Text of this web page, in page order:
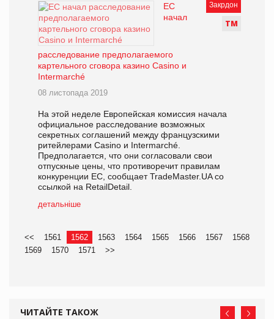
Закрдон
ТМ
ЕС
начал
расследование предполагаемого
картельного сговора казино Casino и
Intermarché
08 листопада 2019
На этой неделе Европейская комиссия начала
официальное расследование возможных
секретных соглашений между французскими
ритейлерами Casino и Intermarché.
Предполагается, что они согласовали свои
отпускные цены, что противоречит правилам
конкуренции ЕС, сообщает TradeMaster.UA со
ссылкой на RetailDetail.
детальніше
<< 1561 1562 1563 1564 1565 1566 1567
1568
1569
1570 1571 >>
ЧИТАЙТЕ ТАКОЖ